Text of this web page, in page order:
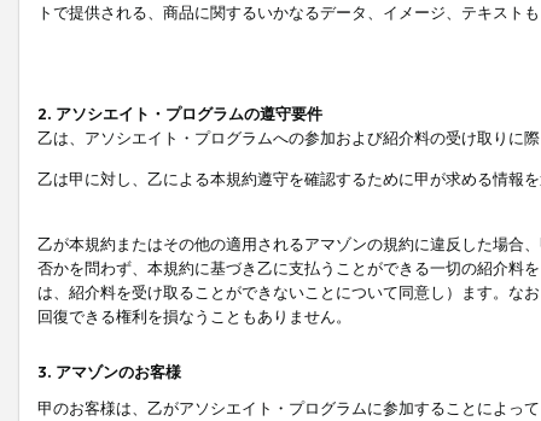
トで提供される、商品に関するいかなるデータ、イメージ、テキス
2. アソシエイト・プログラムの遵守要件
乙は、アソシエイト・プログラムへの参加および紹介料の受け取りに
乙は甲に対し、乙による本規約遵守を確認するために甲が求める情報
乙が本規約またはその他の適用されるアマゾンの規約に違反した場合
否かを問わず、本規約に基づき乙に支払うことができる一切の紹介料
は、紹介料を受け取ることができないことについて同意し）ます。な
回復できる権利を損なうこともありません。
3. アマゾンのお客様
甲のお客様は、乙がアソシエイト・プログラムに参加することによっ